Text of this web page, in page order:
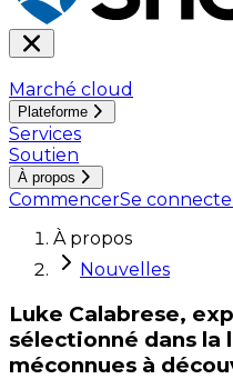
Marché cloud
Plateforme
Services
Soutien
À propos
CommencerSe
À propos
Nouvelles
Luke Calabrese,
sélectionné dans la
méconnues à